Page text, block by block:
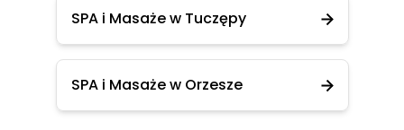
SPA i Masaże w Tuczępy
SPA i Masaże w Orzesze